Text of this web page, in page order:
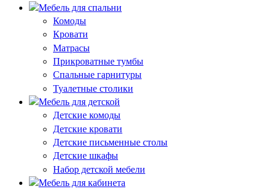
Мебель для спальни
Комоды
Кровати
Матрасы
Прикроватные тумбы
Спальные гарнитуры
Туалетные столики
Мебель для детской
Детские комоды
Детские кровати
Детские письменные столы
Детские шкафы
Набор детской мебели
Мебель для кабинета